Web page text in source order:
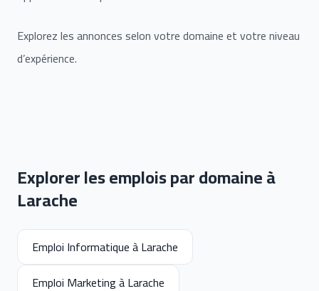
Explorez les annonces selon votre domaine et votre niveau
d’expérience.
Explorer les emplois par domaine à
Larache
Emploi Informatique à Larache
Emploi Marketing à Larache